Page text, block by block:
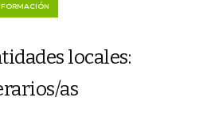
FORMACIÓN
locales:
as